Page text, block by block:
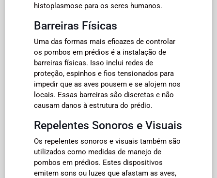
histoplasmose para os seres humanos.
Barreiras Físicas
Uma das formas mais eficazes de controlar
os pombos em prédios é a instalação de
barreiras físicas. Isso inclui redes de
proteção, espinhos e fios tensionados para
impedir que as aves pousem e se alojem nos
locais. Essas barreiras são discretas e não
causam danos à estrutura do prédio.
Repelentes Sonoros e Visuais
Os repelentes sonoros e visuais também são
utilizados como medidas de manejo de
pombos em prédios. Estes dispositivos
emitem sons ou luzes que afastam as aves,